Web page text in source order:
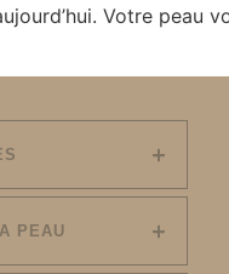
Votre peau
PEAU